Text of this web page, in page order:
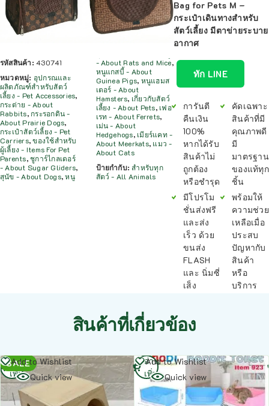
รหัสสินค้า:430741
หมวดหมู่: อุปกรณและ
ผลิตภัณฑ์สำหรับสัตว์
เลี้ยง - Pet Accessories,
กระต่าย - About
Rabbits, กระรอกดิน -
About Prairie Dogs,
กระเป๋าสัตว์เลี้ยง - Pet
Carriers,ของใช้สำหรับ
ผู้เลี้ยง - Items For Pet
Parents,ชูการ์ไกลเดอร์
- About Sugar Gliders,
สุนัข - About Dogs,หนู
- About Rats and Mice,
หนูแกสบี้ - About
Guinea Pigs, หนูแฮมส
เตอร์ - About
Hamsters, เกี่ยวกับสัตว์
เลี้ยง - About Pets, เฟอ
เรท - About Ferrets,
เม่น - About
Hedgehogs, เมียร์แคท -
About Meerkats, แมว -
About Cats
ป้ายกำกับ:สำหรับทุก
สัตว์ - All Animals
Bag for Pets M –
กระเป๋าเดินทางสำหรับ
สัตว์เลี้ยง มีตาข่ายระบาย
อากาศ
ทัก LINE
การันตี
คืนเงิน
100%
หากได้รับ
สินค้าไม่
ถูกต้อง
หรือชำรุด
มีโปรโม
ชั่นส่งฟรี
และส่ง
เร็ว ด้วย
ขนส่ง
FLASH
และ นิ่มซี่
เส็ง
คัดเฉพาะ
สินค้าที่มี
คุณภาพดี
มี
มาตรฐาน
ของแท้ทุก
ชิ้น
พร้อมให้
ความช่วย
เหลือเมื่อ
ประสบ
ปัญหากับ
สินค้า
หรือ
บริการ
สินค้าที่เกี่ยวข้อง
SALE
Add to Wishlist
Quick view
อ่าน
เพิ่ม
Add to Wishlist
Quick view
อ่าน
เพิ่ม